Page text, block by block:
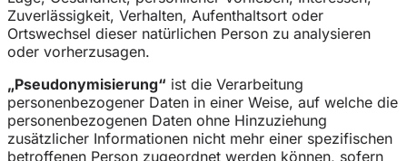
Zuverlässigkeit, Verhalten, Aufenthaltsort oder
Ortswechsel dieser natürlichen Person zu analysieren
oder vorherzusagen.
„Pseudonymisierung“ ist die Verarbeitung
personenbezogener Daten in einer Weise, auf welche die
personenbezogenen Daten ohne Hinzuziehung
zusätzlicher Informationen nicht mehr einer spezifischen
betroffenen Person zugeordnet werden können, sofern